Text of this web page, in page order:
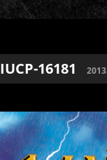
IUCP-16181